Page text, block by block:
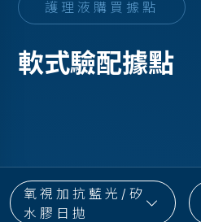
護理液購買據點
軟式驗配據點
氧視加抗藍光/矽
水膠日拋